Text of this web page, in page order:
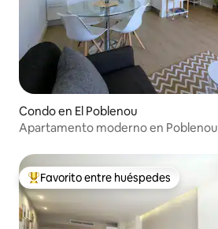
Condo en El Poblenou
Apartamento moderno en Poblenou
Favorito entre huéspedes preferido
Favorito entre huéspedes